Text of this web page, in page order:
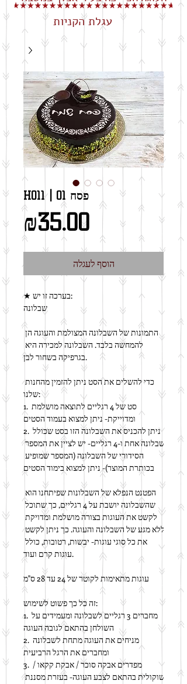
עגלת הקניות
H011 | 01 פסח
₪35.00מחיר
הוסף לעגלה
★ בערכה זו יש:
שבלונה
בגרפיקה בשחור לבן.
כדי להשלים את הסט ניתן להזמין מהחנות
שלנו:
1. סט של 4 רגליים לתוצאה מושלמת
ומדוייקת- ניתן למצוא בעמוד הסטים
2. ניתן להכניס את השבלונה הזו בסט שכולל
שבלונה אחת ו-4 רגליים- יש לציין את המספר
בכותרת המוצר)- ניתן למצוא בימוד הסטים
ללא מגע של השבלונה והעוגה. כך ניתן לקשט
עוגות קרם ועוד.
עוגות מתאימות לקוטר של 24 עד 28 ס"מ
זה כל כך פשוט לשימוש:
1. מחברים 3 רגליים לשבלונה ומעמידים על
השולחן בהתאם לגובה העוגה
2. מניחים את העוגה מתחת לשבלונה
ומחברים את הרגל הרביעית
3. מפדרים אבקה סוכר / אבקת קקאו /
שוקולית בהתאם לצבע העוגה- בעזרת מסננת